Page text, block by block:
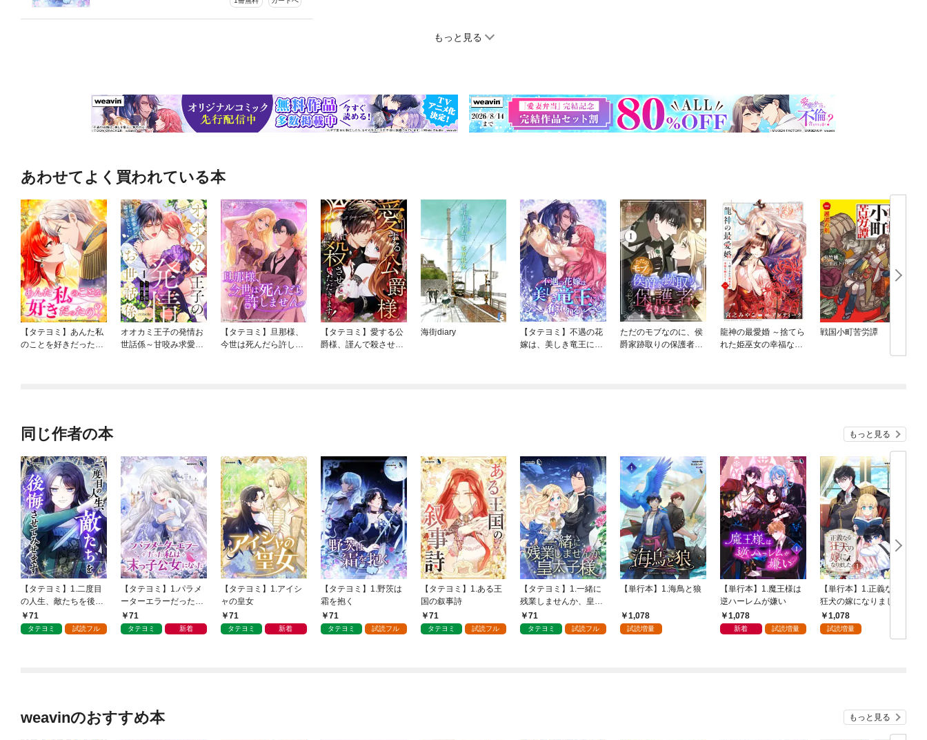
もっと見る
あわせてよく買われている本
【タテヨミ】あんた私
のことを好きだった
オオカミ王子の発情お
世話係～甘咬み求愛か
【タテヨミ】旦那様、
今世は死んだら許しま
【タテヨミ】愛する公
爵様、謹んで殺させて
海街diary
【タテヨミ】不遇の花
嫁は、美しき竜王に奪
ただのモブなのに、侯
爵家跡取りの保護者に
龍神の最愛婚 ～捨てら
れた姫巫女の幸福な嫁
戦国小町苦労譚
同じ作者の本 もっと見る
【タテヨミ】1.二度目
の人生、敵たちを後悔
させてみせます
71
タテヨミ 試読フル
【タテヨミ】1.パラメ
ーターエラーだった私
は末っ子公女になった
71
タテヨミ 新着
【タテヨミ】1.アイシ
ャの皇女
71
タテヨミ 新着
【タテヨミ】1.野茨は
霜を抱く
71
タテヨミ 試読フル
【タテヨミ】1.ある王
国の叙事詩
71
タテヨミ 試読フル
【タテヨミ】1.一緒に
残業しませんか、皇太
子様
71
タテヨミ 試読フル
【単行本】1.海鳥と狼
1,078
試読増量
【単行本】1.魔王様は
逆ハーレムが嫌い
1,078
新着 試読増量
【単行本】1.正義なる
狂犬の嫁になりました
1,078
試読増量
weavinのおすすめ本 もっと見る